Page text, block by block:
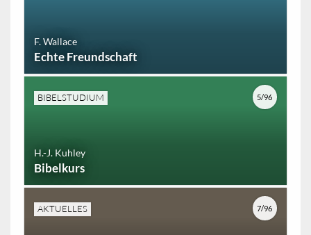
F. Wallace
Echte Freundschaft
BIBELSTUDIUM
H.-J. Kuhley
Bibelkurs
5/96
AKTUELLES 7/96